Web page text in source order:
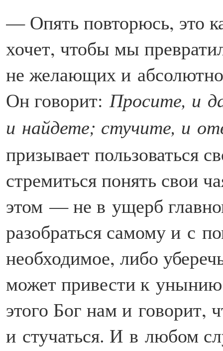
— Опять повторюсь, это
хочет, чтобы мы
не желающих и
Он говорит:Просите, и
и найдете; стучите, и
призывает пользоваться
стремиться понять свои
этом — не в ущерб
разобраться самому и с
необходимое, либо
может привести к
этого Бог нам и говорит,
и стучаться. И в любом